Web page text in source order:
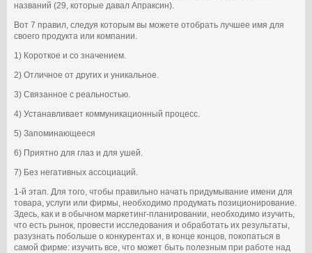
названий (29, которые давал Апраксин).
Вот 7 правил, следуя которым вы можете отобрать лучшее имя для
своего продукта или компании.
1) Короткое и со значением.
2) Отличное от других и уникальное.
3) Связанное с реальностью.
4) Устанавливает коммуникационный процесс.
5) Запоминающееся
6) Приятно для глаз и для ушей.
7) Без негативных ассоциаций.
1-й этап. Для того, чтобы правильно начать придумывание имени для
товара, услуги или фирмы, необходимо продумать позиционирование.
Здесь, как и в обычном маркетинг-планировании, необходимо изучить,
что есть рынок, провести исследования и обработать их результаты,
разузнать побольше о конкурентах и, в конце концов, покопаться в
самой фирме: изучить все, что может быть полезным при работе над